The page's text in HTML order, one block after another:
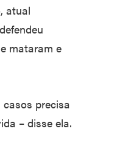
atual
mataram e
precisa
– disse ela.